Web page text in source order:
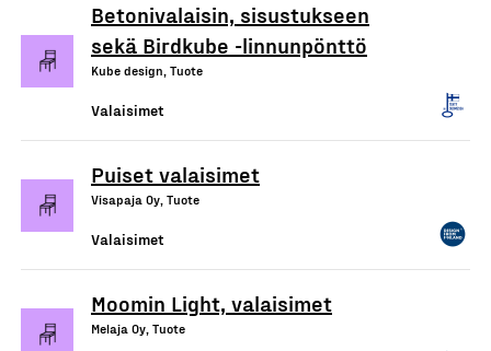
Betonivalaisin, sisustukseen
sekä Birdkube -linnunpönttö
Kube design, Tuote
Valaisimet
Puiset valaisimet
Visapaja Oy, Tuote
Valaisimet
Moomin Light, valaisimet
Melaja Oy, Tuote